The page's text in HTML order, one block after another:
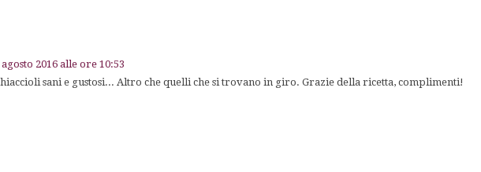
agosto 2016 alle ore 10:53
sani e gustosi... Altro che quelli che si trovano in giro. Grazie della ricetta, complimenti!